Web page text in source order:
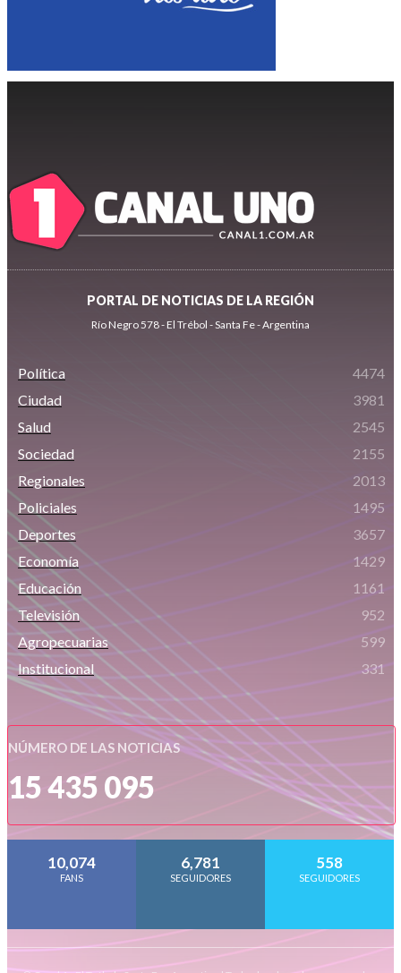
PORTAL DE NOTICIAS DE LA REGIÓN
Río Negro 578 - El Trébol - Santa Fe - Argentina
Política
4474
Ciudad
3981
Salud
2545
Sociedad
2155
Regionales
2013
Policiales
1495
Deportes
3657
Economía
1429
Educación
1161
Televisión
952
Agropecuarias
599
Institucional
331
NÚMERO DE LAS NOTICIAS
15 435 095
10,074
FANS
6,781
SEGUIDORES
558
SEGUIDORES